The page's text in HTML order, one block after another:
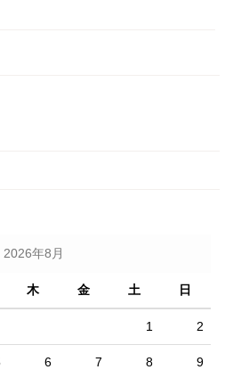
2026年8月
木 金 土 日
1 2
6 7 8 9